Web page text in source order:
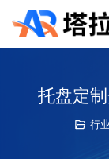
托盘定
行